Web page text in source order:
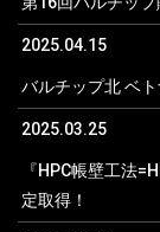
2025.04.15
バルチップ北 ベ
2025.03.25
『HPC帳壁工法
定取得！